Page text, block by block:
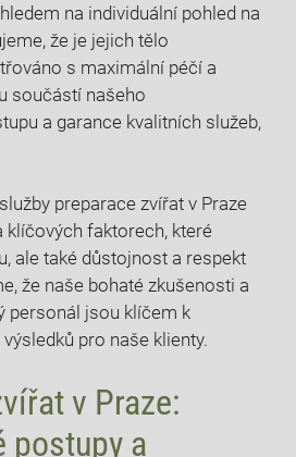
na individuální pohled na‍
že‌ je jejich tělo​
​s maximální péčí​ a‍
součástí našeho
a​ garance kvalitních služeb,
preparace zvířat v Praze
klíčových faktorech, které⁤
ale také ‌důstojnost‌ a respekt
že naše bohaté ⁣zkušenosti a⁤
personál jsou ⁢klíčem k‍
pro naše klienty.
v Praze:
postupy​ a